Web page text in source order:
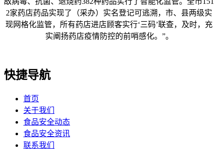
2家药店药品实现了（采办）实名登记可逃溯，市、县两级实
现网格化监管，所有药店进店顾客实行‘三码’联查，及时，充
实阐扬药店疫情防控的前哨感化。”。
快捷导航
首页
关于我们
食品安全动态
食品安全资讯
联系我们